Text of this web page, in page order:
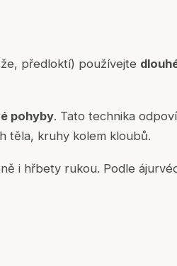
předloktí) používejte
pohyby. Tato technika
těla, kruhy kolem kloubů.
i hřbety rukou. Podle